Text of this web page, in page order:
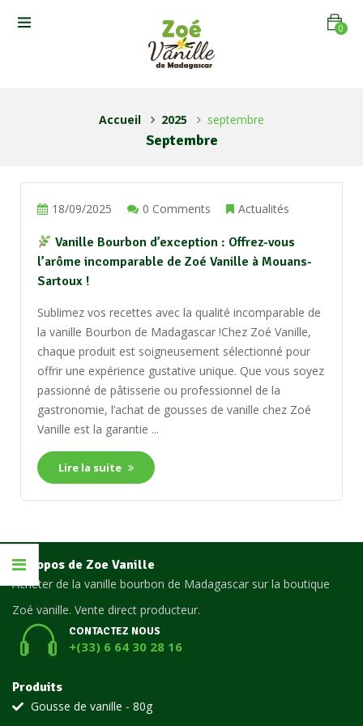
0
Accueil 2025 septembre
Septembre
18/09/2025 0 Comments Actualités
Vanille Bourbon d’exception : Offrez-vous
l’arôme incomparable de Zoé Vanille à Mouans-
Sartoux !
Sublimez vos recettes avec la qualité incomparable de
la vanille Bourbon de Madagascar !Chez Zoé Vanille,
chaque produit est soigneusement sélectionné pour
offrir une expérience gustative unique. Que vous soyez
passionné de pâtisserie ou professionnel de la
gastronomie, l’achat de gousses de vanille chez Zoé
Vanille est la garantie ...
Lire la suite
A propos de Zoe Vanille
Acheter de la vanille bourbon de Madagascar sur la boutique
Zoé vanille. Vente direct producteur.
CONTACTEZ NOUS
+(33) 6 64 30 28 16
Produits
Gousse de vanille - 80g